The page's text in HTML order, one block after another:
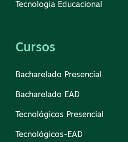
Tecnologia Educacional
Cursos
Bacharelado Presencial
Bacharelado EAD
Tecnológicos Presencial
Tecnológicos-EAD